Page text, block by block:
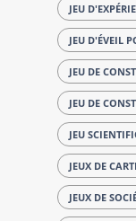
JEU
JEU D'ÉVEIL
JEU DE
JEU DE
JEU
JEUX DE
JEUX DE